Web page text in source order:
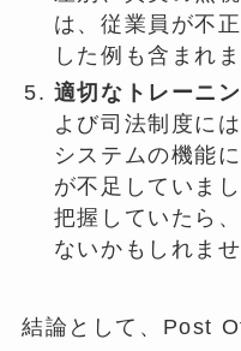
は、従業員が不
した例も含まれま
適切なトレーニ
よび司法制度に
システムの機能
が不足していま
把握していたら
ないかもしれませ
結論として、Post